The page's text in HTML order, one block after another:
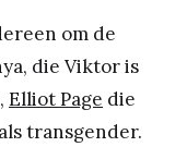
om de
die Viktor is
Elliot Page die
transgender.